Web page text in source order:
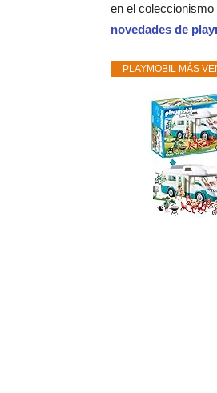
en el
novedades de
PLAYMOBIL MÁS